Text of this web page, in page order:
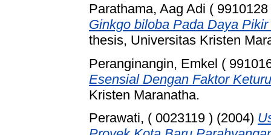
Parathama, Aag Adi ( 9910128
Ginkgo biloba Pada Daya
thesis, Universitas Kristen
Peranginangin, Emkel (
Esensial Dengan Faktor
Kristen Maranatha.
Perawati, ( 0023119 ) (2004)